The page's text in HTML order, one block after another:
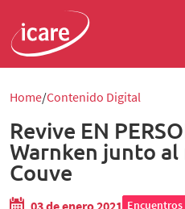
Home Contenido Digital
Revive EN
Warnken junto
Couve
03 de enero 2021 Encuentros